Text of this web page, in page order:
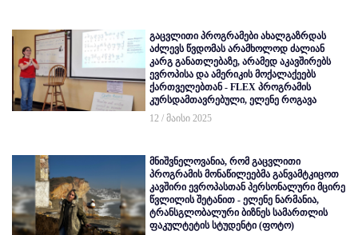
გაცვლითი პროგრამები ახალგაზრდას
აძლევს წვდომას არამხოლოდ ძალიან
კარგ განათლებაზე, არამედ აკავშირებს
ევროპისა და ამერიკის მოქალაქეებს
ქართველებთან - FLEX პროგრამის
კურსდამთავრებული, ელენე როგავა
12 / მაისი 2025
მნიშვნელოვანია, რომ გაცვლითი
პროგრამის მონაწილეებმა განვამტკიცოთ
კავშირი ევროპასთან პერსონალური მცირე
წვლილის შეტანით - ელენე ნარმანია,
ტრანსგლობალური ბიზნეს სამართლის
ფაკულტეტის სტუდენტი (ფოტო)